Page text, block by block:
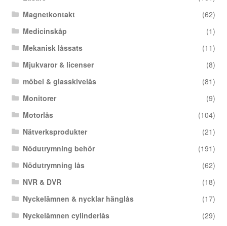
Magnetkontakt
(62)
Medicinskåp
(1)
Mekanisk låssats
(11)
Mjukvaror & licenser
(8)
möbel & glasskivelås
(81)
Monitorer
(9)
Motorlås
(104)
Nätverksprodukter
(21)
Nödutrymning behör
(191)
Nödutrymning lås
(62)
NVR & DVR
(18)
Nyckelämnen & nycklar hänglås
(17)
Nyckelämnen cylinderlås
(29)